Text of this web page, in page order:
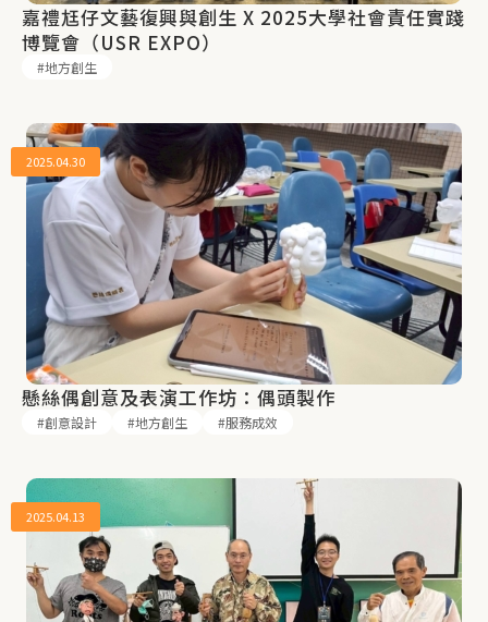
嘉禮尪仔文藝復興與創生 X 2025大學社會責任實踐
博覽會（USR EXPO）
地方創生
懸絲偶創意及表演工作坊：偶頭製作
創意設計 地方創生 服務成效
2025.04.30
2025.04.13